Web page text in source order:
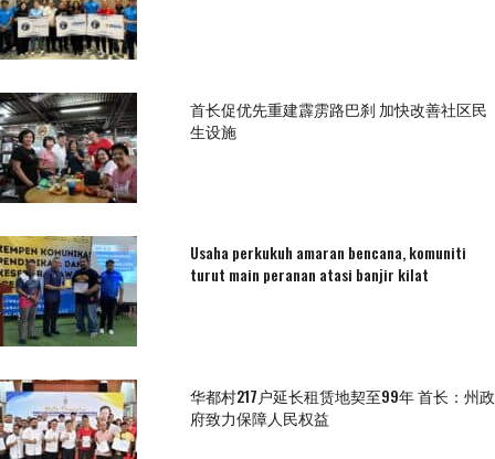
首长促优先重建霹雳路巴刹 加快改善社区民
生设施
Usaha perkukuh amaran bencana, komuniti
turut main peranan atasi banjir kilat
华都村217户延长租赁地契至99年 首长：州政
府致力保障人民权益